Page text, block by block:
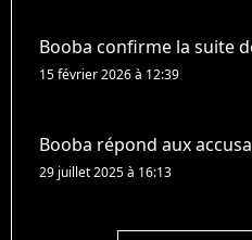
Booba confirme la suite
15 février 2026 à 12:39
Booba répond aux
29 juillet 2025 à 16:13